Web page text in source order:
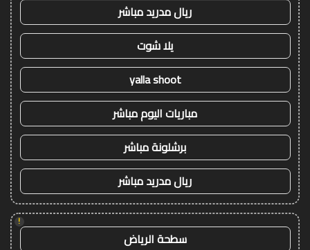
ريال مدريد مباشر
يلا شوت
yalla shoot
مباريات اليوم مباشر
برشلونة مباشر
ريال مدريد مباشر
!
سطحة الرياض